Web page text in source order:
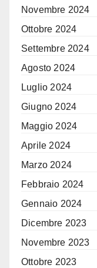
Novembre 2024
Ottobre 2024
Settembre 2024
Agosto 2024
Luglio 2024
Giugno 2024
Maggio 2024
Aprile 2024
Marzo 2024
Febbraio 2024
Gennaio 2024
Dicembre 2023
Novembre 2023
Ottobre 2023